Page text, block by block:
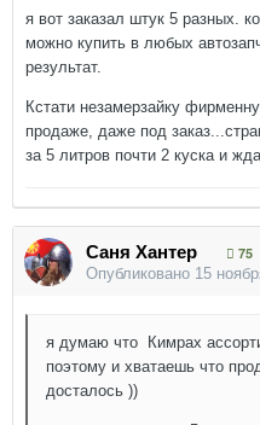
я вот заказал штук 5 разных.
можно купить в любых
результат.
Кстати незамерзайку
продаже, даже под
за 5 литров почти 2 куска и
Саня Хантер
75
Опубликовано 15
я думаю что Кимрах
поэтому и хватаешь что
досталось ))